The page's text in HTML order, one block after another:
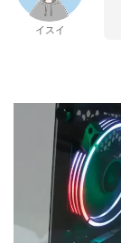
イスイ